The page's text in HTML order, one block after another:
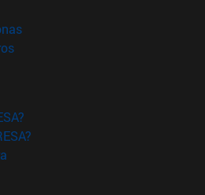
(abre en nueva ventana)
(abre en nueva ventana)